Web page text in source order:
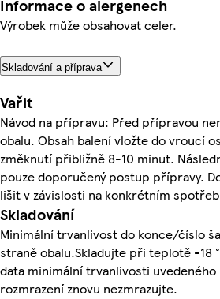
Informace o alergenech
Výrobek může obsahovat celer.
Skladování a příprava
Vařit
Návod na přípravu: Před přípravou
obalu. Obsah balení vložte do vroucí
změknutí přibližně 8-10 minut.
pouze doporučený postup přípravy.
lišit v závislosti na konkrétním
Skladování
Minimální trvanlivost do konce/číslo
straně obalu.Skladujte při teplotě -18
data minimální trvanlivosti uvedeného
rozmrazení znovu nezmrazujte.